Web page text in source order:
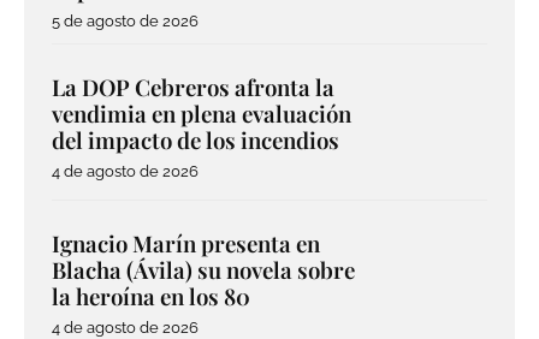
5 de agosto de 2026
La DOP Cebreros afronta la
vendimia en plena evaluación
del impacto de los incendios
4 de agosto de 2026
Ignacio Marín presenta en
Blacha (Ávila) su novela sobre
la heroína en los 80
4 de agosto de 2026